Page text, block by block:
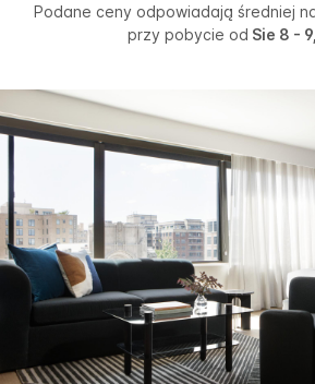
Podane ceny odpowiadają średniej
przy pobycie od Sie 8 -